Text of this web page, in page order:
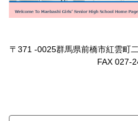
〒371 -0025群馬県前橋市紅雲
FAX 027-